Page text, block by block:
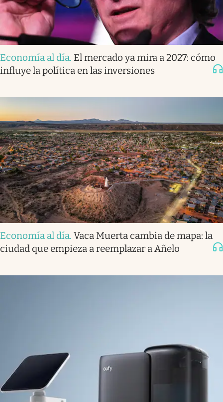
Economía al día. El mercado ya mira a 2027: cómo
influye la política en las inversiones
Economía al día. Vaca Muerta cambia de mapa: la
ciudad que empieza a reemplazar a Añelo